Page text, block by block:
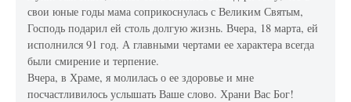
свои юные годы мама соприкоснулась с Великим Святым,
Господь подарил ей столь долгую жизнь. Вчера, 18 марта, ей
исполнился 91 год. А главными чертами ее характера всегда
были смирение и терпение.
Вчера, в Храме, я молилась о ее здоровье и мне
посчастливилось услышать Ваше слово. Храни Вас Бог!